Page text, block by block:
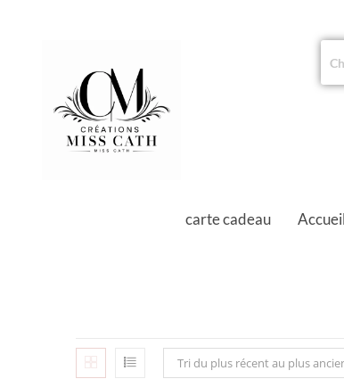
carte cadeau Accueil
Tri du plus récent au plus